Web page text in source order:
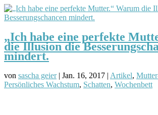
„Ich habe eine perfekte
die Illusion die
mindert.
von sascha geier| Jan. 16, 2017 | Artikel,
Persönliches Wachstum, Schatten, Wochenbett